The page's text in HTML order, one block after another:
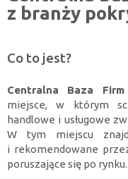
z branży
Co to jest?
Centralna Baza Firm
miejsce, w którym
handlowe i usługowe
W tym miejscu
i rekomendowane
poruszające się po rynku.